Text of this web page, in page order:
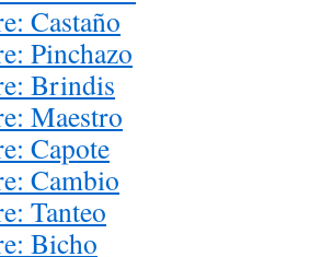
Castaño
Pinchazo
Brindis
Maestro
Capote
Cambio
Tanteo
Bicho